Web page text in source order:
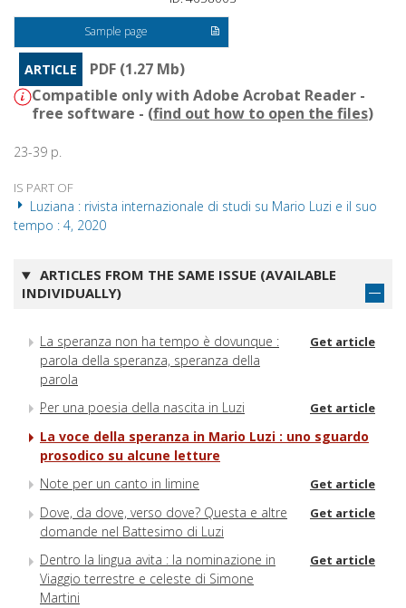
Sample page
ARTICLE
PDF (1.27 Mb)
Compatible only with Adobe Acrobat Reader -
free software - (find out how to open the files)
23-39 p.
IS PART OF
Luziana : rivista internazionale di studi su Mario Luzi e il suo
tempo : 4, 2020
ARTICLES FROM THE SAME ISSUE (AVAILABLE
INDIVIDUALLY)
La speranza non ha tempo è dovunque :
parola della speranza, speranza della
parola
Get article
Per una poesia della nascita in Luzi Get article
La voce della speranza in Mario Luzi : uno sguardo
prosodico su alcune letture
Note per un canto in limine
Get article
Dove, da dove, verso dove? Questa e altre
domande nel Battesimo di Luzi
Get article
Dentro la lingua avita : la nominazione in
Viaggio terrestre e celeste di Simone
Martini
Get article